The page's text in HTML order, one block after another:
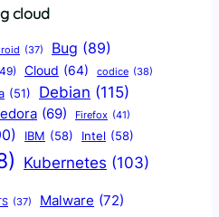
cloud
(37) Bug (89)
Cloud (64) codice (38)
(51) Debian (115)
(69) Firefox (41)
IBM (58) Intel (58)
Kubernetes (103)
(37) Malware (72)